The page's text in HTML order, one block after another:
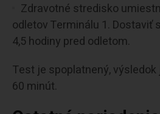
Zdravotné stredisko
odletov Terminálu 1. Dostaviť
4,5 hodiny pred odletom.
Test je spoplatnený,
60 minút.